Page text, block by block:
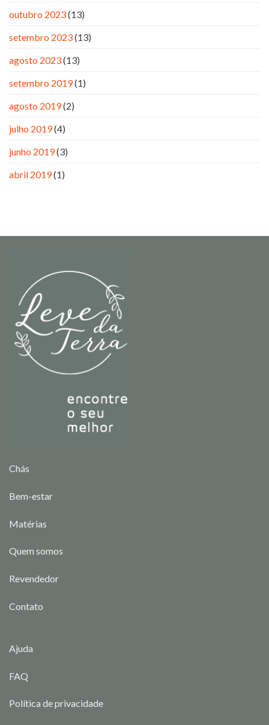
outubro 2023(13)
setembro 2023(13)
agosto 2023(13)
setembro 2019(1)
agosto 2019(2)
julho 2019(4)
junho 2019(3)
abril 2019(1)
Chás
Bem-estar
Matérias
Quem somos
Revendedor
Contato
Ajuda
FAQ
Política de privacidade